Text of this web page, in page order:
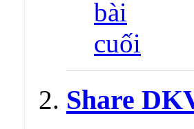
Share